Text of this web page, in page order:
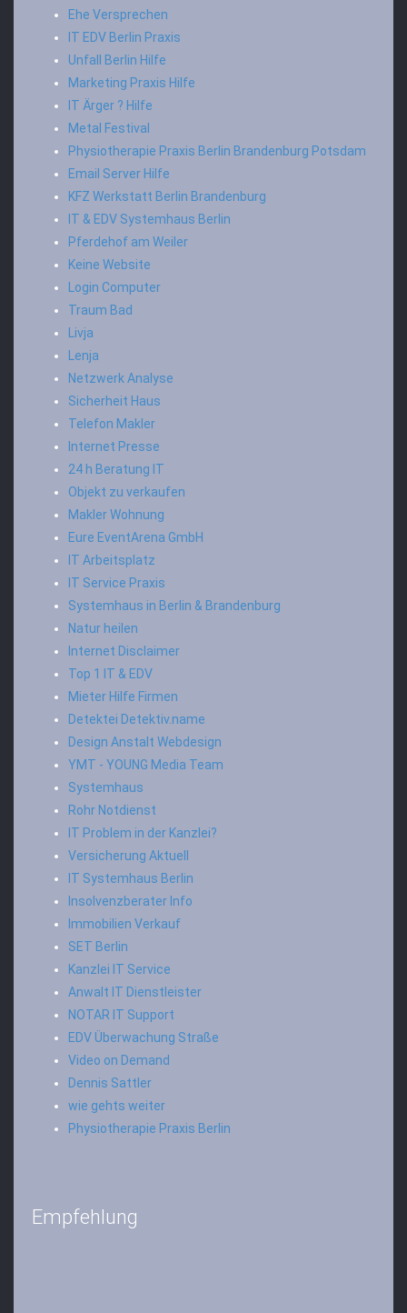
Ehe Versprechen
IT EDV Berlin Praxis
Unfall Berlin Hilfe
Marketing Praxis Hilfe
IT Ärger ? Hilfe
Metal Festival
Physiotherapie Praxis Berlin Brandenburg Potsdam
Email Server Hilfe
KFZ Werkstatt Berlin Brandenburg
IT & EDV Systemhaus Berlin
Pferdehof am Weiler
Keine Website
Login Computer
Traum Bad
Livja
Lenja
Netzwerk Analyse
Sicherheit Haus
Telefon Makler
Internet Presse
24 h Beratung IT
Objekt zu verkaufen
Makler Wohnung
Eure EventArena GmbH
IT Arbeitsplatz
IT Service Praxis
Systemhaus in Berlin & Brandenburg
Natur heilen
Internet Disclaimer
Top 1 IT & EDV
Mieter Hilfe Firmen
Detektei Detektiv.name
Design Anstalt Webdesign
YMT - YOUNG Media Team
Systemhaus
Rohr Notdienst
IT Problem in der Kanzlei?
Versicherung Aktuell
IT Systemhaus Berlin
Insolvenzberater Info
Immobilien Verkauf
SET Berlin
Kanzlei IT Service
Anwalt IT Dienstleister
NOTAR IT Support
EDV Überwachung Straße
Video on Demand
Dennis Sattler
wie gehts weiter
Physiotherapie Praxis Berlin
Empfehlung